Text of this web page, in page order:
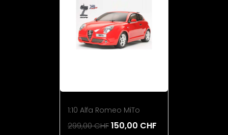
1:10 Alfa Romeo MiTo
299,00 CHF150,00 CHF